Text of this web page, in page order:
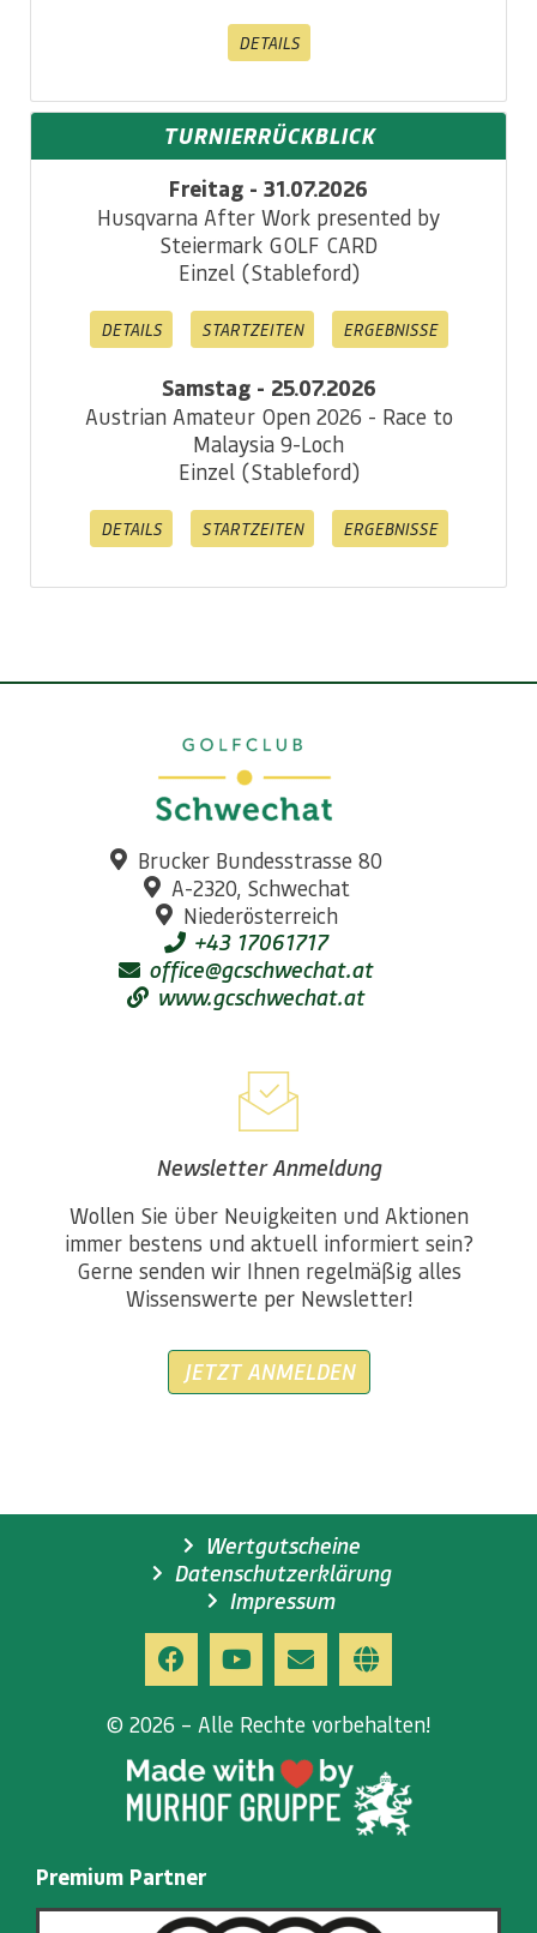
DETAILS
TURNIERRÜCKBLICK
Freitag - 31.07.2026
Husqvarna After Work presented by
Steiermark GOLF CARD
Einzel (Stableford)
DETAILS STARTZEITEN ERGEBNISSE
Samstag - 25.07.2026
Austrian Amateur Open 2026 - Race to
Malaysia 9-Loch
Einzel (Stableford)
DETAILS STARTZEITEN ERGEBNISSE
Brucker Bundesstrasse 80
A-2320, Schwechat
Niederösterreich
+43 17061717
office@gcschwechat.at
www.gcschwechat.at
Newsletter Anmeldung
Wollen Sie über Neuigkeiten und Aktionen
immer bestens und aktuell informiert sein?
Gerne senden wir Ihnen regelmäßig alles
Wissenswerte per Newsletter!
JETZT ANMELDEN
Wertgutscheine
Datenschutzerklärung
Impressum
© 2026 – Alle Rechte vorbehalten!
Premium Partner